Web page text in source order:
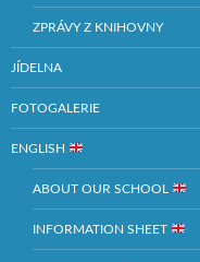
ZPRÁVY Z KNIHOVNY
JÍDELNA
FOTOGALERIE
ENGLISH
ABOUT OUR SCHOOL
INFORMATION SHEET